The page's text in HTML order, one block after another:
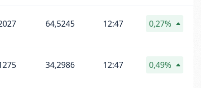
64,5245 12:47 0,27%
34,2986 12:47 0,49%